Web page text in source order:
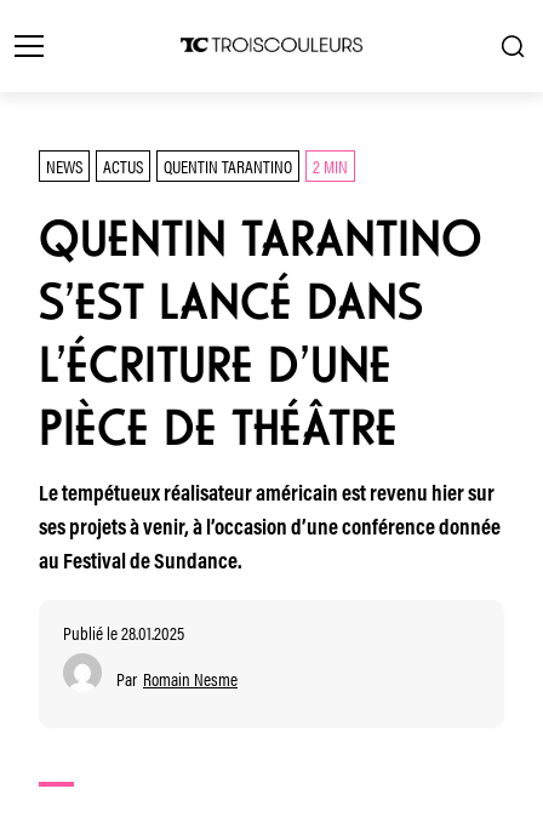
NEWS ACTUS QUENTIN TARANTINO 2 MIN
QUENTIN TARANTINO
S’EST LANCÉ DANS
L’ÉCRITURE D’UNE
PIÈCE DE THÉÂTRE
Le tempétueux réalisateur américain est revenu hier sur
ses projets à venir, à l’occasion d’une conférence donnée
au Festival de Sundance.
Publié le 28.01.2025
Par Romain Nesme